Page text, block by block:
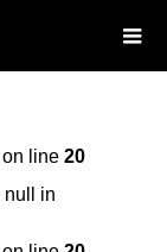
on line 20
null in